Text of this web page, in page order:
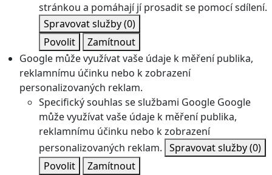
stránkou a pomáhají jí prosadit se pomocí sdílení.
Spravovat služby(0)
Povolit
Zamítnout
Google může využívat vaše údaje k měření publika,
reklamnímu účinku nebo k zobrazení
personalizovaných reklam.
Specifický souhlas se službami Google Google
může využívat vaše údaje k měření publika,
reklamnímu účinku nebo k zobrazení
personalizovaných reklam. Spravovat služby(0)
Povolit
Zamítnout